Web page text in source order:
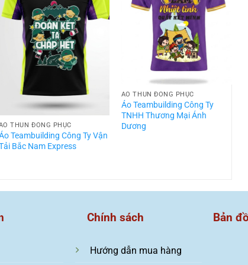
THUN ĐỒNG PHỤC
Teambuilding Công Ty Vận
Bắc Nam Express
ÁO THUN ĐỒNG PHỤC
Áo Teambuilding Công Ty
TNHH Thương Mại Ánh
Dương
Chính sách
Hướng dẫn mua hàng
Bản đồ